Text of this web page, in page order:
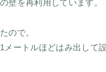
壁を再利用しています。
ので。
ートルほどはみ出して